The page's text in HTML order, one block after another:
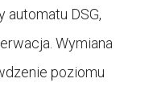
automatu DSG,
Wymiana
poziomu